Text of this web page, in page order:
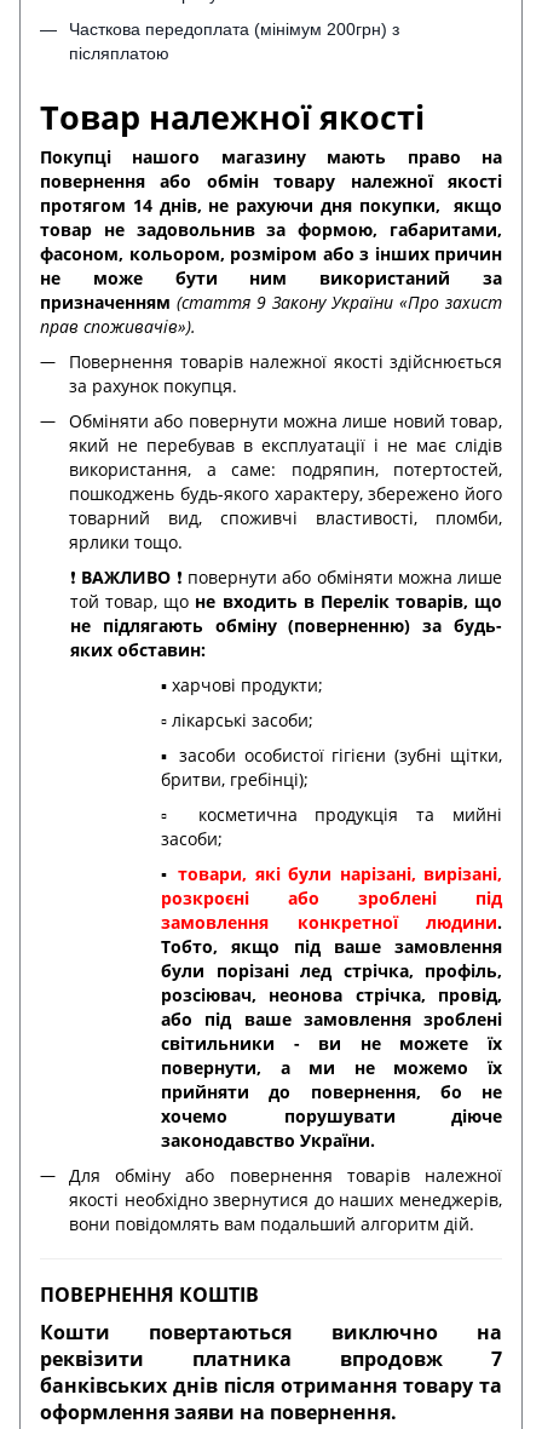
Часткова передоплата (мінімум 200грн) з
післяплатою
Товар належної якості
Покупці нашого магазину мають право на
повернення або обмін товару належної якості
протягом 14 днів, не рахуючи дня покупки,
якщо
товар не задовольнив за формою, габаритами,
фасоном, кольором, розміром або з інших причин
не може бути ним використаний за
призначенням (стаття 9 Закону України «Про захист
прав споживачів»).
Повернення товарів належної якості здійснюється
за рахунок покупця.
Обміняти або повернути можна лише новий товар,
який не перебував в експлуатації і не має слідів
використання, а саме: подряпин, потертостей,
пошкоджень будь-якого характеру, збережено його
товарний вид, споживчі властивості, пломби,
ярлики тощо.
❗️ ВАЖЛИВО ❗️ повернути або обміняти можна лише
той товар, що не входить в Перелік товарів, що
не підлягають обміну (поверненню) за будь-
яких обставин:
▪️ харчові продукти;
▫️ лікарські засоби;
▪️ засоби особистої гігієни (зубні щітки,
бритви, гребінці);
▫️ косметична продукція та мийні
засоби;
▪️ товари, які були нарізані, вирізані,
розкроєні або зроблені під
замовлення конкретної людини.
Тобто, якщо під ваше замовлення
були порізані лед стрічка, профіль,
розсіювач, неонова стрічка, провід,
або під ваше замовлення зроблені
світильники - ви не можете їх
повернути, а ми не можемо їх
прийняти до повернення, бо не
хочемо порушувати діюче
законодавство України.
Для обміну або повернення товарів належної
якості необхідно звернутися до наших менеджерів,
вони повідомлять вам подальший алгоритм дій.
ПОВЕРНЕННЯ КОШТІВ
Кошти повертаються виключно на
реквізити платника впродовж 7
банківських днів після отримання товару та
оформлення заяви на повернення.